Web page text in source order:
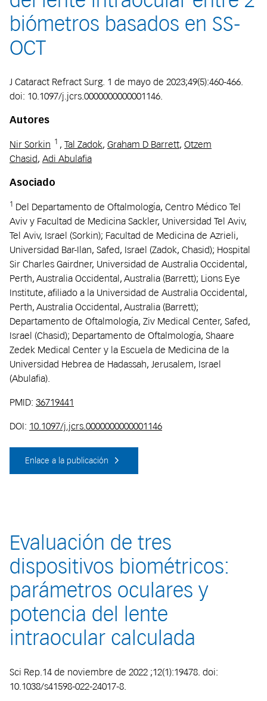
biómetros basados en SS-
OCT
J Cataract Refract Surg. 1 de mayo de 2023;49(5):460-466.
doi: 10.1097/j.jcrs.0000000000001146.
Autores
Nir Sorkin 1 , Tal Zadok, Graham D Barrett, Otzem
Chasid, Adi Abulafia
Asociado
1 Del Departamento de Oftalmología, Centro Médico Tel
Aviv y Facultad de Medicina Sackler, Universidad Tel Aviv,
Tel Aviv, Israel (Sorkin); Facultad de Medicina de Azrieli,
Universidad Bar-Ilan, Safed, Israel (Zadok, Chasid); Hospital
Sir Charles Gairdner, Universidad de Australia Occidental,
Perth, Australia Occidental, Australia (Barrett); Lions Eye
Institute, afiliado a la Universidad de Australia Occidental,
Perth, Australia Occidental, Australia (Barrett);
Departamento de Oftalmología, Ziv Medical Center, Safed,
Israel (Chasid); Departamento de Oftalmología, Shaare
Zedek Medical Center y la Escuela de Medicina de la
Universidad Hebrea de Hadassah, Jerusalem, Israel
(Abulafia).
PMID: 36719441
DOI: 10.1097/j.jcrs.0000000000001146
Enlace a la publicación
Evaluación de tres
dispositivos biométricos:
parámetros oculares y
potencia del lente
intraocular calculada
Sci Rep.14 de noviembre de 2022 ;12(1):19478. doi:
10.1038/s41598-022-24017-8.